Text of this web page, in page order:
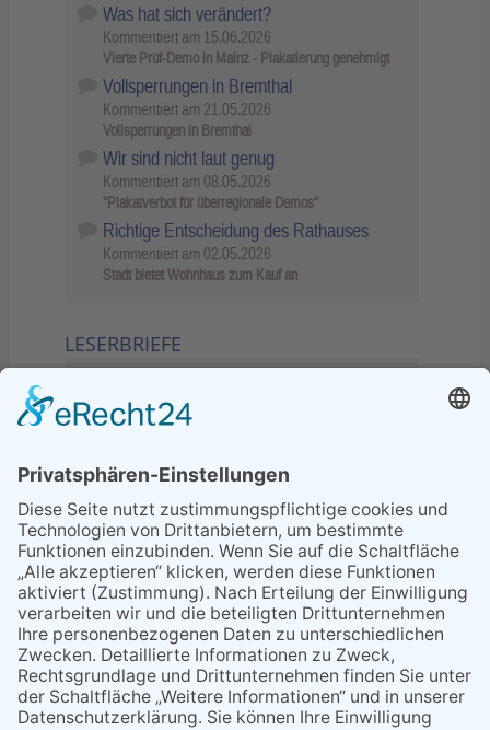
Was hat sich verändert?
Kommentiert am 15.06.2026
Vierte Prüf-Demo in Mainz - Plakatierung genehmigt
Vollsperrungen in Bremthal
Kommentiert am 21.05.2026
Vollsperrungen in Bremthal
Wir sind nicht laut genug
Kommentiert am 08.05.2026
"Plakatverbot für überregionale Demos"
Richtige Entscheidung des Rathauses
Kommentiert am 02.05.2026
Stadt bietet Wohnhaus zum Kauf an
LESERBRIEFE
Sperrung B455: Kleiner
Grenzverkehr statt weite Wege
21.04.2026
Wenn Bahn-Computer nicht
miteinander kommunizieren
11.03.2026
"Plakatverbot für überregionale
Demos"
04.02.2026
Gelbe Tonne – Ein kleiner Blick
über den Tellerand
04.02.2026
Plastikersparnis durch Nutzung